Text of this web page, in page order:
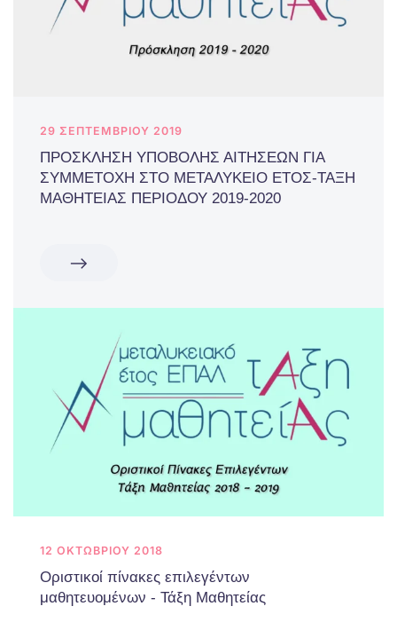
29 ΣΕΠΤΕΜΒΡΊΟΥ 2019
ΠΡΟΣΚΛΗΣΗ ΥΠΟΒΟΛΗΣ ΑΙΤΗΣΕΩΝ ΓΙΑ
ΣΥΜΜΕΤΟΧΗ ΣΤΟ ΜΕΤΑΛΥΚΕΙΟ ΕΤΟΣ-ΤΑΞΗ
ΜΑΘΗΤΕΙΑΣ ΠΕΡΙΟΔΟΥ 2019-2020
12 ΟΚΤΩΒΡΊΟΥ 2018
Οριστικοί πίνακες επιλεγέντων
μαθητευομένων - Τάξη Μαθητείας